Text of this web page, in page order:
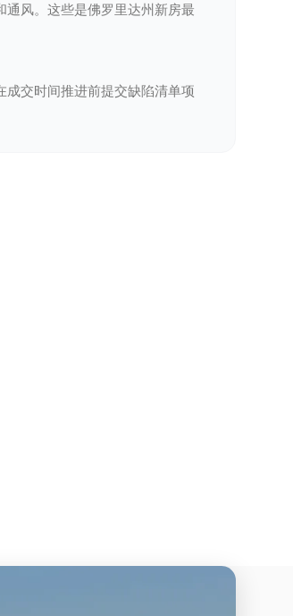
风。这些是佛罗里达州新房最
交时间推进前提交缺陷清单项